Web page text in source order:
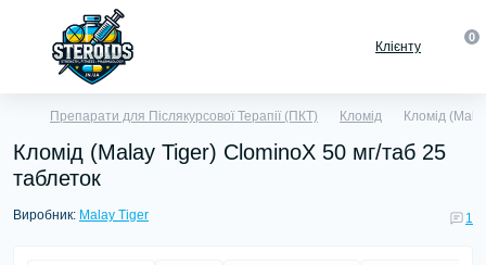
Клієнту
0
Препарати для Післякурсової Терапії (ПКТ) Кломід Кломід
Кломід (Malay Tiger) ClominoX 50 мг/таб 25
таблеток
Виробник: Malay Tiger 1